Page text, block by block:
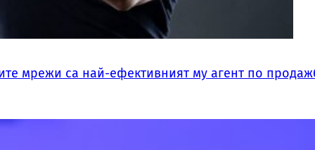
мрежи са най-ефективният му агент по